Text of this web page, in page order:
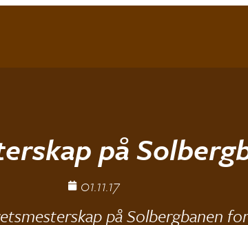
på
01.11.17
på Solbergbanen for